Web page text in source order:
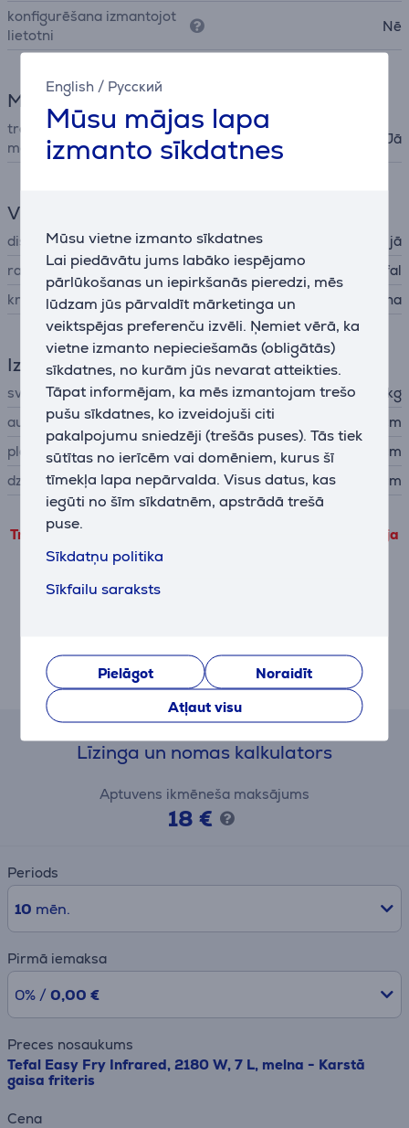
English / Русский
Mūsu mājas lapa
izmanto sīkdatnes
Mūsu vietne izmanto sīkdatnes
Lai piedāvātu jums labāko iespējamo
pārlūkošanas un iepirkšanās pieredzi, mēs
lūdzam jūs pārvaldīt mārketinga un
veiktspējas preferenču izvēli. Ņemiet vērā, ka
vietne izmanto nepieciešamās (obligātās)
sīkdatnes, no kurām jūs nevarat atteikties.
Tāpat informējam, ka mēs izmantojam trešo
pušu sīkdatnes, ko izveidojuši citi
pakalpojumu sniedzēji (trešās puses). Tās tiek
sūtītas no ierīcēm vai domēniem, kurus šī
tīmekļa lapa nepārvalda. Visus datus, kas
iegūti no šīm sīkdatnēm, apstrādā trešā
puse.
Sīkdatņu politika
Sīkfailu saraksts
Pielāgot
Noraidīt
Atļaut visu
konfigurēšana izmantojot
lietotni
Nē
Multikatls
trauku mazgājamā mašīnā
mazgājamās daļas
Jā
Vispārējais parametrs
displejs
jā
ražotājs
Tefal
krāsa
melna
Izmēri
svars
5,2 kg
augstums
31,3 cm
platums
27,9 cm
dziļums
42,1 cm
Trešo pušu produkta informāciju var apskatīt tikai tad, ja
piekrītat mūsu veiktspējas sīkdatņu lietošanas
Apraksts
Līzinga un nomas kalkulators
Aptuvens ikmēneša maksājums
18 €
Periods
10 mēn.
Pirmā iemaksa
0% / 0,00 €
Preces nosaukums
Tefal Easy Fry Infrared, 2180 W, 7 L, melna - Karstā
gaisa friteris
Cena